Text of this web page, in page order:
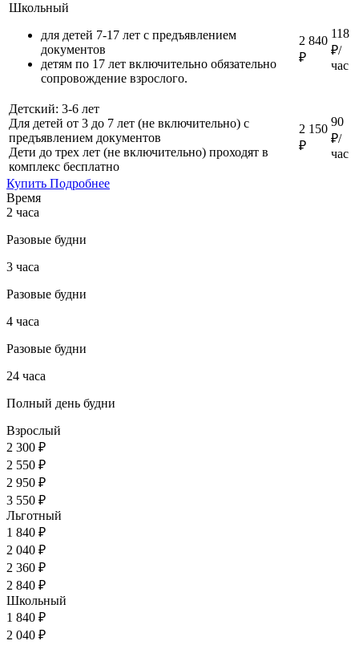
Школьный
для детей 7-17 лет с предъявлением
документов
детям по 17 лет включительно обязательно
сопровождение взрослого.
2 840
₽
118
₽/
час
Детский: 3-6 лет
Для детей от 3 до 7 лет (не включительно) с
предъявлением документов
Дети до трех лет (не включительно) проходят в
комплекс бесплатно
2 150
₽
90
₽/
час
Купить Подробнее
Время
2 часа
Разовые будни
3 часа
Разовые будни
4 часа
Разовые будни
24 часа
Полный день будни
Взрослый
2 300 ₽
2 550 ₽
2 950 ₽
3 550 ₽
Льготный
1 840 ₽
2 040 ₽
2 360 ₽
2 840 ₽
Школьный
1 840 ₽
2 040 ₽